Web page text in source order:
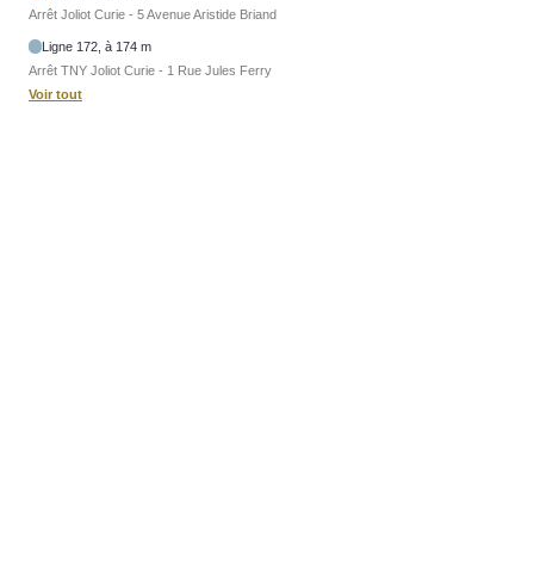
Arrêt Joliot Curie - 5 Avenue Aristide Briand
Ligne 172, à 174 m
Arrêt TNY Joliot Curie - 1 Rue Jules Ferry
Voir tout